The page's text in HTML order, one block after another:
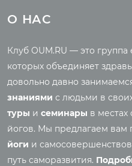
Йога-туры с клубом
OUM.RU
Фото йога-туров
Аудио отзывы о турах
Семинары
О НАС
Клуб OUM.RU — это
которых объединяет
довольно давно
знаниями с людьми в
туры и семинары в
йогов. Мы предлагаем вам
йоги и
путь саморазвития.